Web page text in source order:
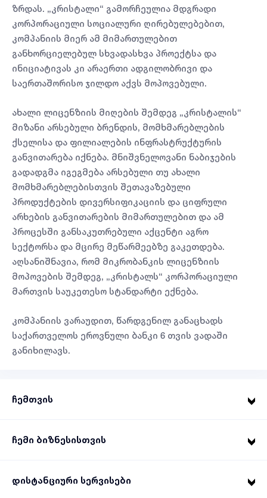
ზრდას. „კრისტალი“ გამორჩეულია მდგრადი
კორპორაციული სოციალური ღირებულებებით,
კომპანიის მიერ ამ მიმართულებით
განხორციელებულ სხვადასხვა პროექტსა და
ინიციატივას კი არაერთი ადგილობრივი და
საერთაშორისო ჯილდო აქვს მოპოვებული.
ახალი ლიცენზიის მიღების შემდეგ „კრისტალის“
მიზანი არსებული ბრენდის, მომხმარებლების
ქსელისა და ფილიალების ინფრასტრუქტურის
განვითარება იქნება. მნიშვნელოვანი ნაბიჯების
გადადგმა იგეგმება არსებული თუ ახალი
მომხმარებლებისთვის შეთავაზებული
პროდუქტების დივერსიფიკაციის და ციფრული
არხების განვითარების მიმართულებით და ამ
პროცესში განსაკუთრებული აქცენტი აგრო
სექტორსა და მცირე მეწარმეებზე გაკეთდება.
აღსანიშნავია, რომ მიკრობანკის ლიცენზიის
მოპოვების შემდეგ, „კრისტალს“ კორპორაციული
მართვის საუკეთესო სტანდარტი ექნება.
კომპანიის ვარაუდით, წარდგენილ განაცხადს
საქართველოს ეროვნული ბანკი 6 თვის ვადაში
განიხილავს.
ჩემთვის
ჩემი ბიზნესისთვის
დისტანციური სერვისები